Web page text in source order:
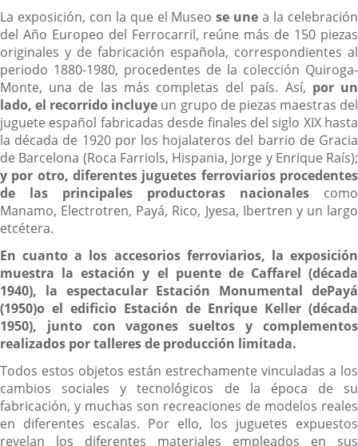
La exposición, con la que el Museose une a la celebración
del Año Europeo del Ferrocarril, reúne más de 150 piezas
originales y de fabricación española, correspondientes al
periodo 1880-1980, procedentes de la colección Quiroga-
Monte, una de las más completas del país. Así, por un
lado, el recorrido incluye un grupo de piezas maestras del
juguete español fabricadas desde finales del siglo XIX hasta
la década de 1920 por los hojalateros del barrio de Gracia
de Barcelona (Roca Farriols, Hispania, Jorge y Enrique Raís);
y por otro, diferentes juguetes ferroviarios procedentes
de las principales productoras nacionales como
Manamo, Electrotren, Payá, Rico, Jyesa, Ibertren y un largo
etcétera.
En cuanto a los accesorios ferroviarios, la exposición
muestra la estación y el puente de Caffarel (década
1940), la espectacular Estación Monumental dePayá
(1950)o el edificio Estación de Enrique Keller (década
1950), junto con vagones sueltos y complementos
realizados por talleres de producción limitada.
Todos estos objetos están estrechamente vinculadas a los
cambios sociales y tecnológicos de la época de su
fabricación, y muchas son recreaciones de modelos reales
en diferentes escalas. Por ello, los juguetes expuestos
revelan los diferentes materiales empleados en sus